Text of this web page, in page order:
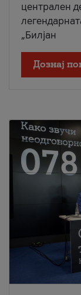
централен
„Билјан
Дознај